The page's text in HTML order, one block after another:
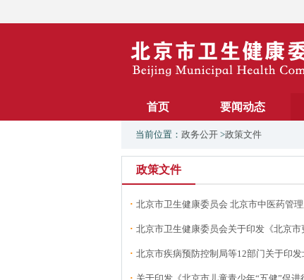
首页 要闻动态
当前位置： 政务公开 >政策文件
政策文件
· 北京市卫生健康委员会 北京市中医药管
· 北京市卫生健康委员会关于印发《北京
· 北京市疾病预防控制局等12部门关于印